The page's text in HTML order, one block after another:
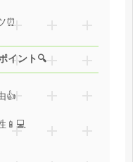
⏰
イント🔍
👍
📱💻